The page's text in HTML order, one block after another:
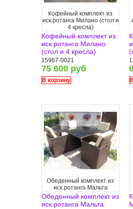
Кофейный комплект из
иск.ротанга Милано (стол и
4 кресла)
Кофейный комплект из
иск.ротанга Милано
(стол и 4 кресла)
15967-0021
75 600 руб
В корзину
Обеденный комплект из
иск.ротанга Мальта
Обеденный комплект из
иск.ротанга Мальта